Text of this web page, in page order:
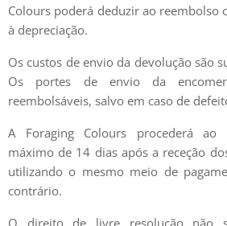
Colours poderá deduzir ao reembolso
à depreciação.
Os custos de envio da devolução são
Os portes de envio da
reembolsáveis, salvo em caso de
A Foraging Colours procederá ao
máximo de 14 dias após a receção
utilizando o mesmo meio de
contrário.
O direito de livre resolução não